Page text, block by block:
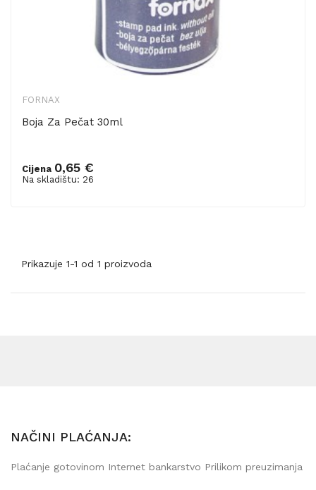
FORNAX
Boja Za Pečat 30ml
Cijena 0,65 €
Na skladištu: 26
Dodaj u košaricu
Prikazuje 1-1 od 1 proizvoda
NAČINI PLAĆANJA:
Plaćanje gotovinom Internet bankarstvo Prilikom preuzimanja